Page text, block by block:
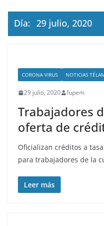
Día: 29 julio, 2020
CORONA VIRUS NOTICIAS
29 julio, 2020 fupem
Trabajadores
oferta de
Oficializan créditos a
para trabajadores de la
Leer más